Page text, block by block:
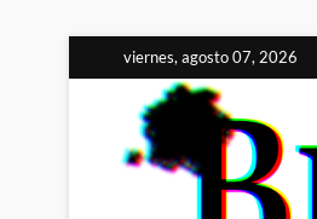
al
contenido
viernes, agosto 07, 2026